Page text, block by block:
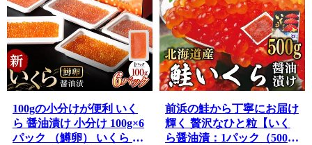
100gの小分けが便利 いく
ら 醤油漬け 小分け 100g×6
パック （鱒卵） いくら イ
前浜の鮭から丁寧にお届け
輝く 贅沢なひと粒【いく
ら醤油漬：1パック（500